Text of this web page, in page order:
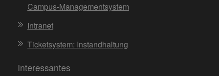
Campus-Managementsystem
Intranet
Ticketsystem: Instandhaltung
Interessantes